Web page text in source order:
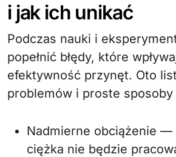
i jak ich unikać
Podczas nauki i
popełnić błędy, które
efektywność przynęt. Oto
problemów i proste
Nadmierne obciążenie —
ciężka nie będzie